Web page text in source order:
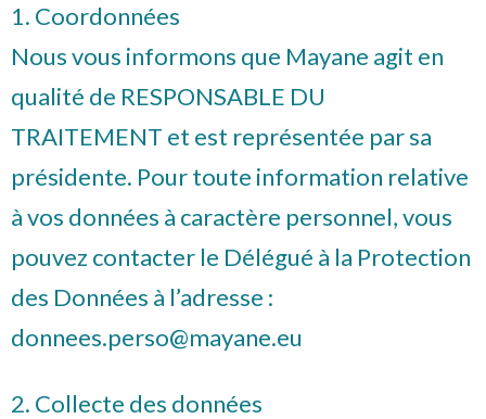
1. Coordonnées
Nous vous informons que Mayane agit en
qualité de RESPONSABLE DU
TRAITEMENT et est représentée par sa
présidente. Pour toute information relative
à vos données à caractère personnel, vous
pouvez contacter le Délégué à la Protection
des Données à l’adresse :
donnees.perso@mayane.eu
2. Collecte des données